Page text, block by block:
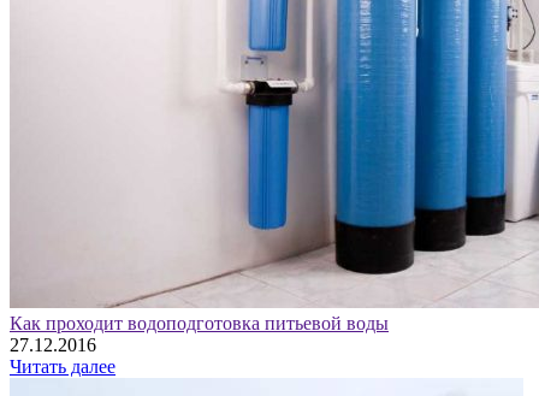
Как проходит водоподготовка питьевой воды
27.12.2016
Читать далее